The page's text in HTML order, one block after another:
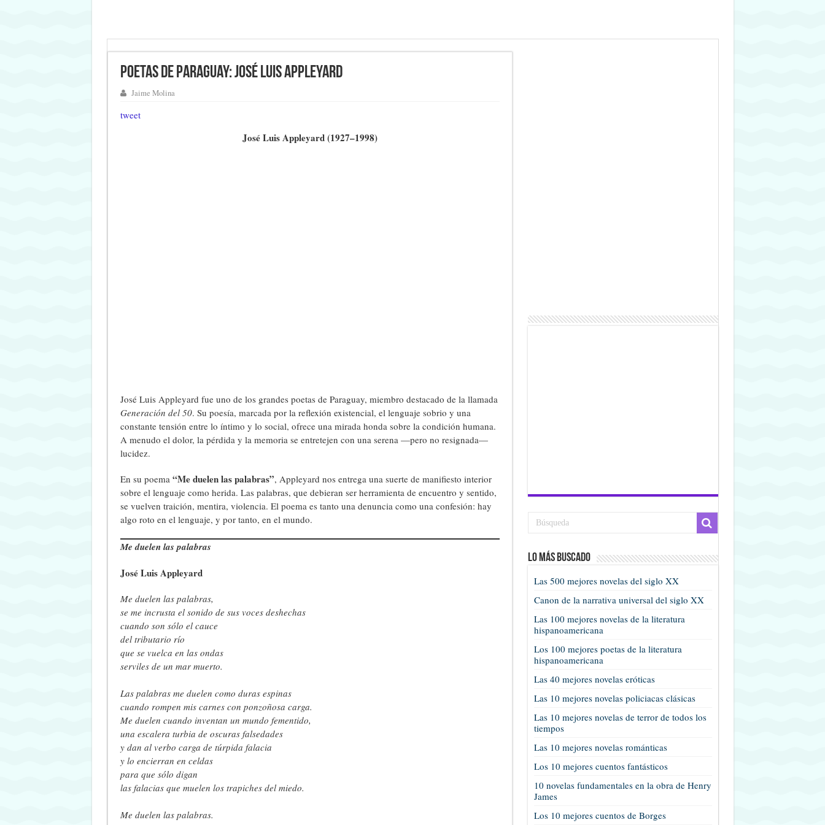
Poetas de Paraguay: José Luis Appleyard
Jaime Molina
tweet
José Luis Appleyard (1927–1998)
José Luis Appleyard fue uno de los grandes poetas de Paraguay, miembro destacado de la llamada
Generación del 50. Su poesía, marcada por la reflexión existencial, el lenguaje sobrio y una
constante tensión entre lo íntimo y lo social, ofrece una mirada honda sobre la condición humana.
A menudo el dolor, la pérdida y la memoria se entretejen con una serena —pero no resignada—
lucidez.
En su poema “Me duelen las palabras”, Appleyard nos entrega una suerte de manifiesto interior
sobre el lenguaje como herida. Las palabras, que debieran ser herramienta de encuentro y sentido,
se vuelven traición, mentira, violencia. El poema es tanto una denuncia como una confesión: hay
algo roto en el lenguaje, y por tanto, en el mundo.
Me duelen las palabras
José Luis Appleyard
Me duelen las palabras,
se me incrusta el sonido de sus voces deshechas
cuando son sólo el cauce
del tributario río
que se vuelca en las ondas
serviles de un mar muerto.
Las palabras me duelen como duras espinas
cuando rompen mis carnes con ponzoñosa carga.
Me duelen cuando inventan un mundo fementido,
una escalera turbia de oscuras falsedades
y dan al verbo carga de túrpida falacia
y lo encierran en celdas
para que sólo digan
las falacias que muelen los trapiches del miedo.
Me duelen las palabras.
Lo más buscado
Las 500 mejores novelas del siglo XX
Canon de la narrativa universal del siglo XX
Las 100 mejores novelas de la literatura
hispanoamericana
Los 100 mejores poetas de la literatura
hispanoamericana
Las 40 mejores novelas eróticas
Las 10 mejores novelas policiacas clásicas
Las 10 mejores novelas de terror de todos los
tiempos
Las 10 mejores novelas románticas
Los 10 mejores cuentos fantásticos
10 novelas fundamentales en la obra de Henry
James
Los 10 mejores cuentos de Borges